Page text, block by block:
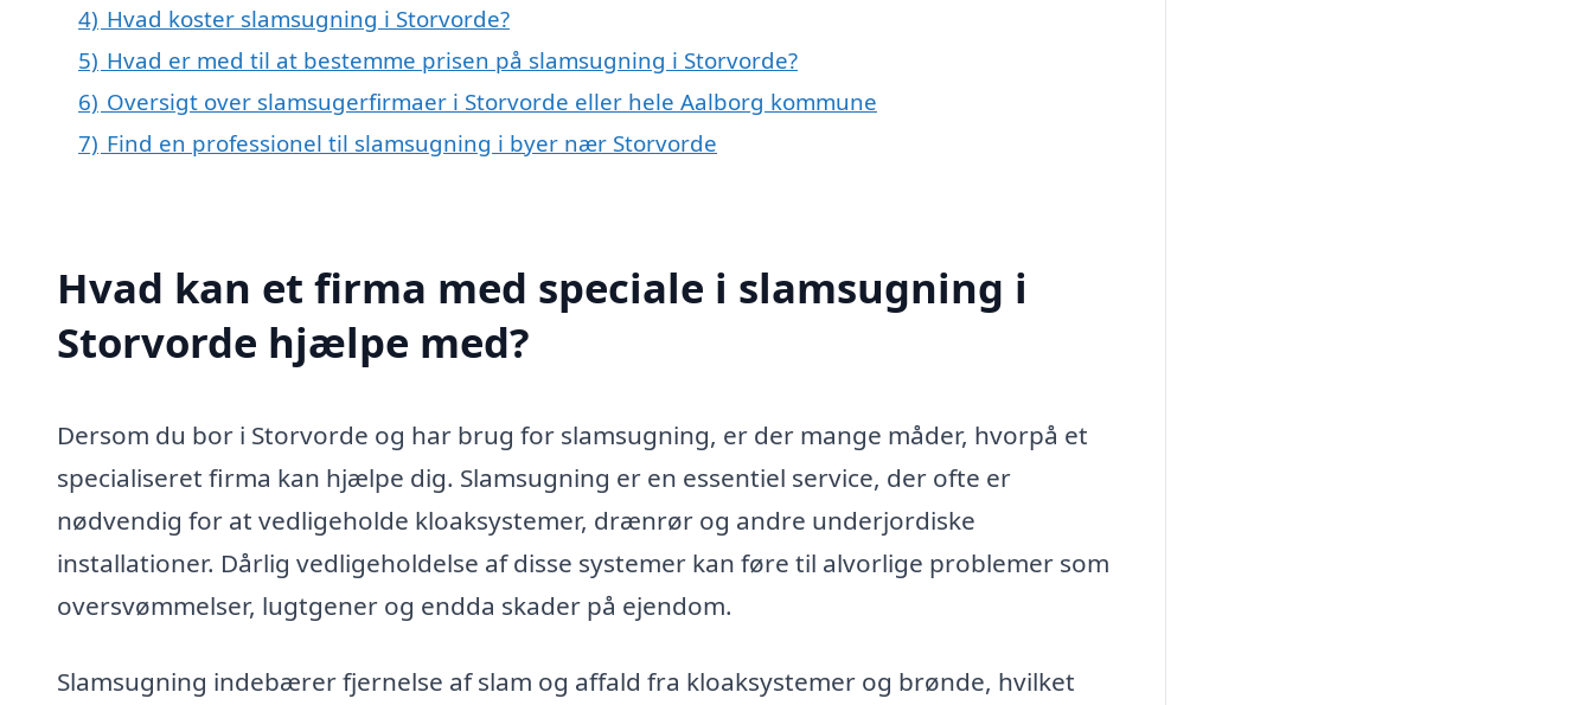
4) Hvad koster slamsugning i Storvorde?
5) Hvad er med til at bestemme prisen på slamsugning i Storvorde?
6) Oversigt over slamsugerfirmaer i Storvorde eller hele Aalborg kommune
7) Find en professionel til slamsugning i byer nær Storvorde
Hvad kan et firma med speciale i slamsugning i
Storvorde hjælpe med?
Dersom du bor i Storvorde og har brug for slamsugning, er der mange måder, hvorpå et
specialiseret firma kan hjælpe dig. Slamsugning er en essentiel service, der ofte er
nødvendig for at vedligeholde kloaksystemer, drænrør og andre underjordiske
installationer. Dårlig vedligeholdelse af disse systemer kan føre til alvorlige problemer som
oversvømmelser, lugtgener og endda skader på ejendom.
Slamsugning indebærer fjernelse af slam og affald fra kloaksystemer og brønde, hvilket